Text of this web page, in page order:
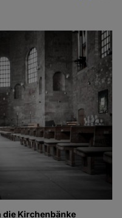
die Kirchenbänke